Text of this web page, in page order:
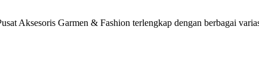
Aksesoris Garmen & Fashion terlengkap dengan berbagai